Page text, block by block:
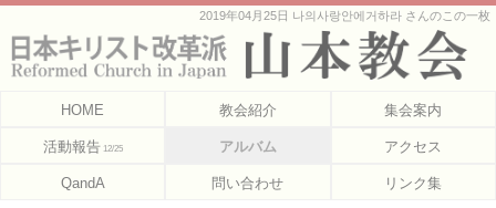
2019年04月25日 나의사랑안에거하라 さんのこの一枚
HOME 教会紹介 集会案内
活動報告 12/25 アルバム アクセス
QandA 問い合わせ リンク集